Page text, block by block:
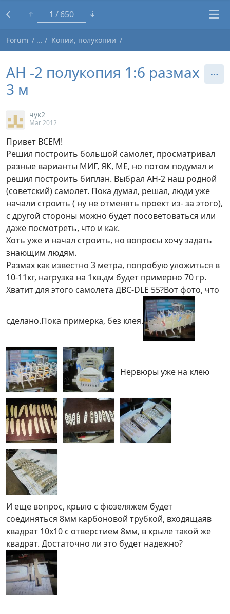
1 650
Forum Копии, полукопии
АН -2 полукопия 1:6 размах
3 м
чук2
Mar 2012
Привет ВСЕМ!
Решил построить большой самолет, просматривал
разные варианты МИГ, ЯК, МЕ, но потом подумал и
решил построить биплан. Выбрал АН-2 наш родной
(советский) самолет. Пока думал, решал, люди уже
начали строить ( ну не отменять проект из- за этого),
с другой стороны можно будет посоветоваться или
даже посмотреть, что и как.
Хоть уже и начал строить, но вопросы хочу задать
знающим людям.
Размах как известно 3 метра, попробую уложиться в
10-11кг, нагрузка на 1кв.дм будет примерно 70 гр.
Хватит для этого самолета ДВС-DLE 55?Вот фото, что
сделано.Пока примерка, без клея.
Нервюры уже на клею
И еще вопрос, крыло с фюзеляжем будет
соединяться 8мм карбоновой трубкой, входящаяв
квадрат 10х10 с отверстием 8мм, в крыле такой же
квадрат. Достаточно ли это будет надежно?